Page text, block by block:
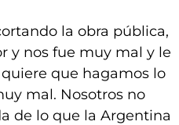
la obra pública,
y nos fue muy mal y le
que hagamos lo
mal. Nosotros no
de lo que la Argentina